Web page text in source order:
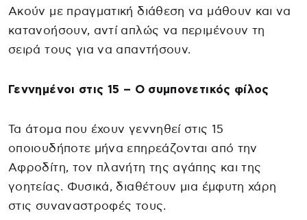
Ακούν με πραγματική διάθεση να μάθουν και να
κατανοήσουν, αντί απλώς να περιμένουν τη
σειρά τους για να απαντήσουν.
Γεννημένοι στις 15 – Ο συμπονετικός φίλος
Τα άτομα που έχουν γεννηθεί στις 15
οποιουδήποτε μήνα επηρεάζονται από την
Αφροδίτη, τον πλανήτη της αγάπης και της
γοητείας. Φυσικά, διαθέτουν μια έμφυτη χάρη
στις συναναστροφές τους.